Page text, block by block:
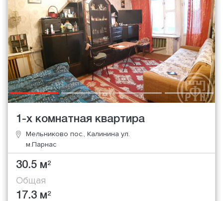
1-х комнатная квартира
Мельниково пос., Калинина ул.
м.Парнас
30.5 м2
Общая
17.3 м2